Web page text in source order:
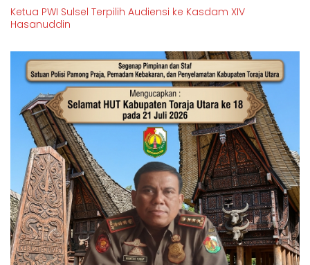
Ketua PWI Sulsel Terpilih Audiensi ke Kasdam XIV
Hasanuddin